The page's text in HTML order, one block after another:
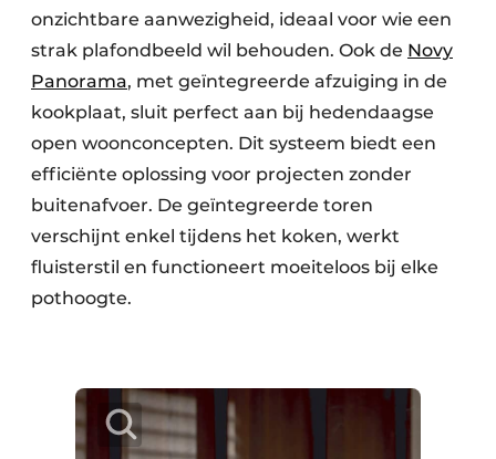
onzichtbare aanwezigheid, ideaal voor wie een
strak plafondbeeld wil behouden. Ook de Novy
Panorama, met geïntegreerde afzuiging in de
kookplaat, sluit perfect aan bij hedendaagse
open woonconcepten. Dit systeem biedt een
efficiënte oplossing voor projecten zonder
buitenafvoer. De geïntegreerde toren
verschijnt enkel tijdens het koken, werkt
fluisterstil en functioneert moeiteloos bij elke
pothoogte.